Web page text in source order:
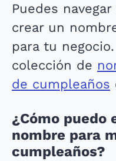
Puedes
crear un
para tu
colección de
de cumpleaños
¿Cómo puedo
nombre para
cumpleaños?